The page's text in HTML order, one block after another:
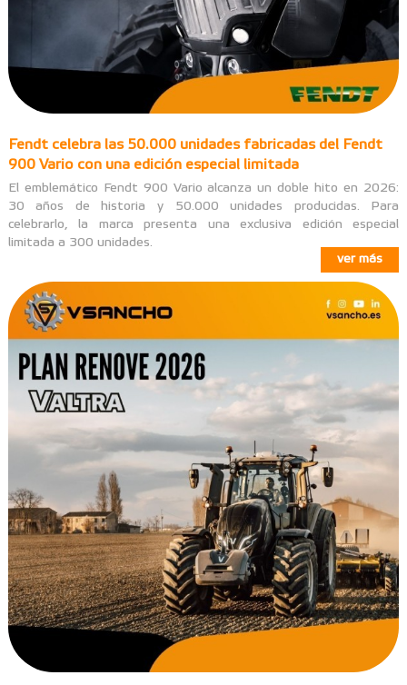
Fendt celebra las 50.000 unidades fabricadas del Fendt
900 Vario con una edición especial limitada
El emblemático Fendt 900 Vario alcanza un doble hito en 2026:
30 años de historia y 50.000 unidades producidas. Para
celebrarlo, la marca presenta una exclusiva edición especial
limitada a 300 unidades.
ver más